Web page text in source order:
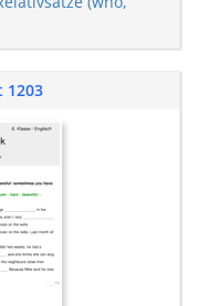
1203